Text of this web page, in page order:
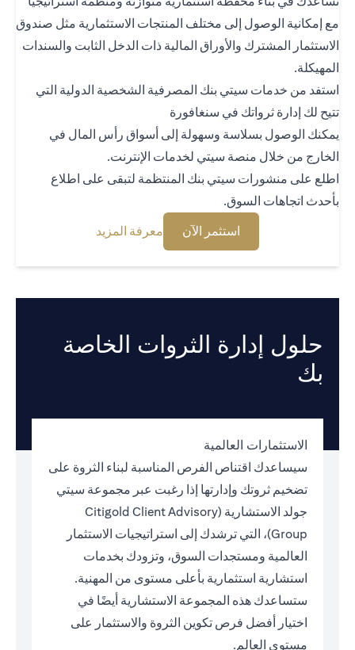
إمكانية الوصول إلى مختلف المنتجات الاستثمارية مثل صندوق
المشترك والأوراق المالية ذات الدخل الثابت والسندات
من خدمات سيتي بنك المصرفية الشخصية الدولية التي
لك إدارة ثرواتك في سنغافورة
الوصول بسلاسة وسهولة إلى أسواق رأس المال في
من خلال منصة سيتي لخدمات الإنترنت.
على منشورات سيتي بنك المنتظمة لتبقى على اطلاع
اتجاهات السوق.
استثمر الآن
(opens in a new tab) معرفة المزيد(opens in a new tab)
حلول إدارة الثروات الخاصة
الاستثمارات العالمية
سيساعدك اقتناص الفرص المناسبة لبناء الثروة على
تضخيم ثروتك وإدارتها إذا رغبت عبر مجموعة سيتي
جولد الاستشارية (Citigold Client Advisory
Group)، التي ترشدك إلى استراتيجيات الاستثمار
العالمية ومستجدات السوق، وتزودك بخدمات
استشارية استثمارية بأعلى مستوى من المهنية.
ستساعدك هذه المجموعة الاستشارية أيضًا في
اختيار أفضل فرص تكوين الثروة والاستثمار على
مستوى العالم.